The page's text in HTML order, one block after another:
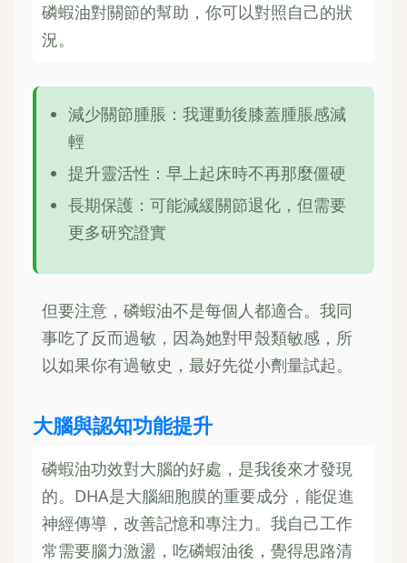
磷蝦油對關節的幫助，你可以對照自己的狀
況。
減少關節腫脹：我運動後膝蓋腫脹感減
輕
提升靈活性：早上起床時不再那麼僵硬
長期保護：可能減緩關節退化，但需要
更多研究證實
但要注意，磷蝦油不是每個人都適合。我同
事吃了反而過敏，因為她對甲殼類敏感，所
以如果你有過敏史，最好先從小劑量試起。
大腦與認知功能提升
磷蝦油功效對大腦的好處，是我後來才發現
的。DHA是大腦細胞膜的重要成分，能促進
神經傳導，改善記憶和專注力。我自己工作
常需要腦力激盪，吃磷蝦油後，覺得思路清